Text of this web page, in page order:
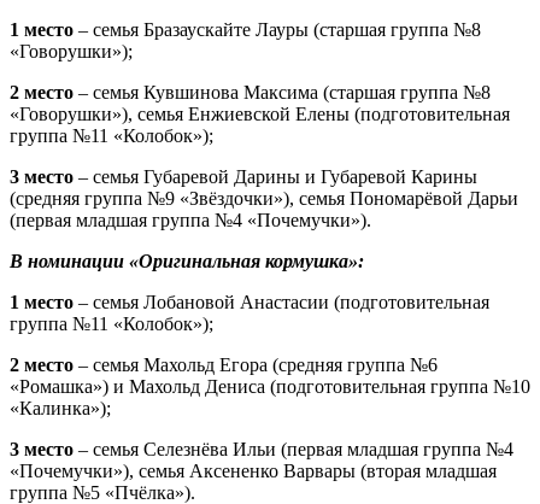
1 место – семья Бразаускайте Лауры (старшая группа №8
«Говорушки»);
2 место – семья Кувшинова Максима (старшая группа №8
«Говорушки»), семья Енжиевской Елены (подготовительная
группа №11 «Колобок»);
3 место – семья Губаревой Дарины и Губаревой Карины
(средняя группа №9 «Звёздочки»), семья Пономарёвой Дарьи
(первая младшая группа №4 «Почемучки»).
В номинации «Оригинальная кормушка»:
1 место – семья Лобановой Анастасии (подготовительная
группа №11 «Колобок»);
2 место – семья Махольд Егора (средняя группа №6
«Ромашка») и Махольд Дениса (подготовительная группа №10
«Калинка»);
3 место – семья Селезнёва Ильи (первая младшая группа №4
«Почемучки»), семья Аксененко Варвары (вторая младшая
группа №5 «Пчёлка»).